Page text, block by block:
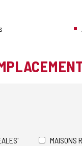
MAISONS